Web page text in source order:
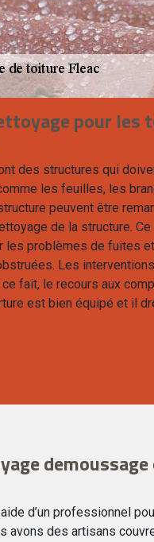
pour les
des structures qui
les feuilles, les
peuvent être
de la structure.
les problèmes de fuites
Les
fait, le recours aux
est bien équipé et il
d’un professionnel
avons des artisans